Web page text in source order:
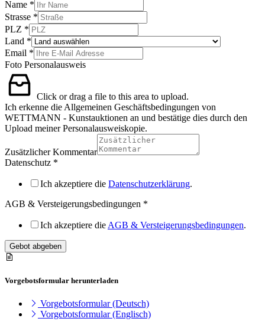
Name *
Strasse *
PLZ *
Land *
Email *
Foto Personalausweis
Click or drag a file to this area to upload.
Ich erkenne die Allgemeinen Geschäftsbedingungen von
WETTMANN - Kunstauktionen an und bestätige dies durch den
Upload meiner Personalausweiskopie.
Zusätzlicher Kommentar
Datenschutz *
Ich akzeptiere die Datenschutzerklärung.
AGB & Versteigerungsbedingungen *
Ich akzeptiere die AGB & Versteigerungsbedingungen.
Gebot abgeben
Vorgebotsformular herunterladen
Vorgebotsformular (Deutsch)
Vorgebotsformular (Englisch)